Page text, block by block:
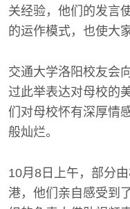
关经验，他们的发言
的运作模式，也使大
交通大学洛阳校友会
过此举表达对母校的
们对母校怀有深厚情
般灿烂。
10月8日上午，部分
港，他们亲自感受到